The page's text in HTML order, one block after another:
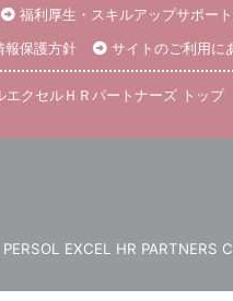
福利厚生・スキルアップサポート
報保護方針 サイトのご利用に
クセルＨＲパートナーズ トップ
EXCEL HR PARTNERS